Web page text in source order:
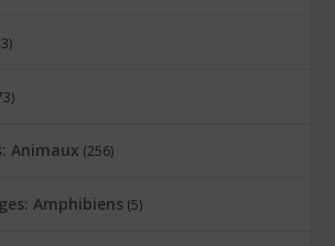
Animaux (256)
Amphibiens (5)